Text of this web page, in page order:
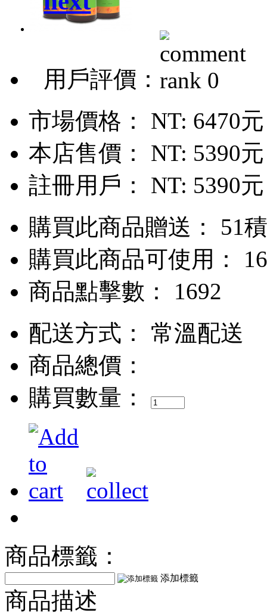
用戶評價：
市場價格： NT: 6470元
本店售價： NT: 5390元
註冊用戶： NT: 5390元
購買此商品贈送： 51
購買此商品可使用：
商品點擊數： 1692
配送方式：
常溫配送
商品總價：
購買數量：
商品標籤：
添加標籤
商品描述